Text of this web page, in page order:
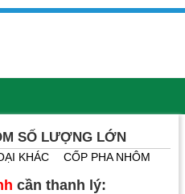
SỐ LƯỢNG LỚN
KHÁC
CỐP PHA NHÔM
cần thanh lý: